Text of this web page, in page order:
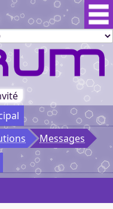
Messages